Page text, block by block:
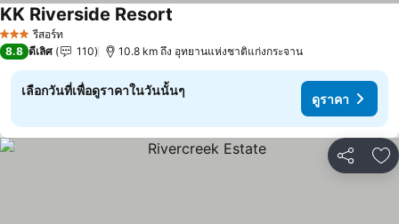
3 ดาว รีสอร์ท
KK Riverside Resort
8.8 ดีเลิศ 110 10.8 km ถึง อุทยานแห่งชาติแก่งกระจาน
เลือกวันที่เพื่อดูราคาในวันนั้นๆ
ดูราคา
แชร์ เ